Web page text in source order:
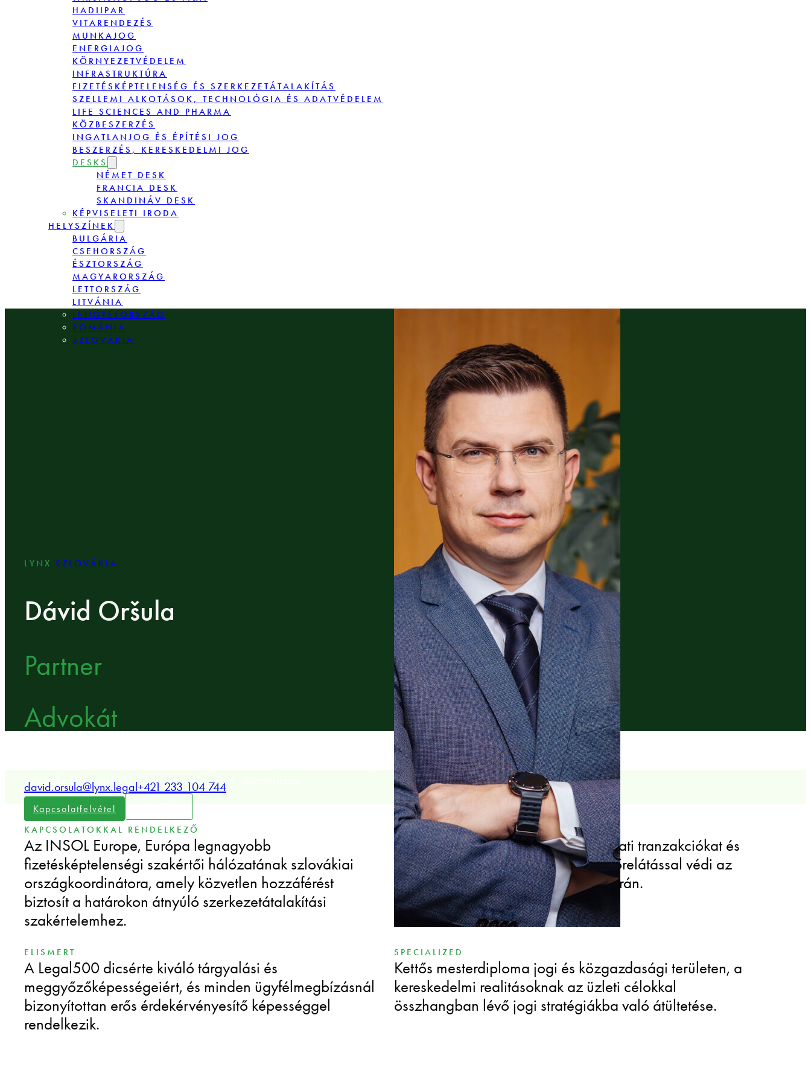
HADIIPAR
VITARENDEZÉS
MUNKAJOG
ENERGIAJOG
KÖRNYEZETVÉDELEM
INFRASTRUKTÚRA
FIZETÉSKÉPTELENSÉG ÉS SZERKEZETÁTALAKÍTÁS
SZELLEMI ALKOTÁSOK, TECHNOLÓGIA ÉS ADATVÉDELEM
LIFE SCIENCES AND PHARMA
KÖZBESZERZÉS
INGATLANJOG ÉS ÉPÍTÉSI JOG
BESZERZÉS, KERESKEDELMI JOG
DESKS
NÉMET DESK
FRANCIA DESK
SKANDINÁV DESK
KÉPVISELETI IRODA
HELYSZÍNEK
BULGÁRIA
CSEHORSZÁG
ÉSZTORSZÁG
MAGYARORSZÁG
LETTORSZÁG
LITVÁNIA
LENGYELORSZÁG
ROMÁNIA
SZLOVÁKIA
LYNX SZLOVÁKIA
Dávid Oršula
Partner
Advokát
és szerkezetátalakítás, a bányászati jog és a vitarendezés.
Kapcsolatfelvétel
david.orsula@lynx.legal+421 233 104 744
KAPCSOLATOKKAL RENDELKEZŐ
Az INSOL Europe, Európa legnagyobb
fizetésképtelenségi szakértői hálózatának szlovákiai
országkoordinátora, amely közvetlen hozzáférést
biztosít a határokon átnyúló szerkezetátalakítási
szakértelemhez.
TAPASZTALT
Több mint húsz éve irányítja a vállalati tranzakciókat és
az M&A ügyleteket, és stratégiai előrelátással védi az
értéket az összetett felvásárlások során.
ELISMERT
A Legal500 dicsérte kiváló tárgyalási és
meggyőzőképességeiért, és minden ügyfélmegbízásnál
bizonyítottan erős érdekérvényesítő képességgel
rendelkezik.
SPECIALIZED
Kettős mesterdiploma jogi és közgazdasági területen, a
kereskedelmi realitásoknak az üzleti célokkal
összhangban lévő jogi stratégiákba való átültetése.